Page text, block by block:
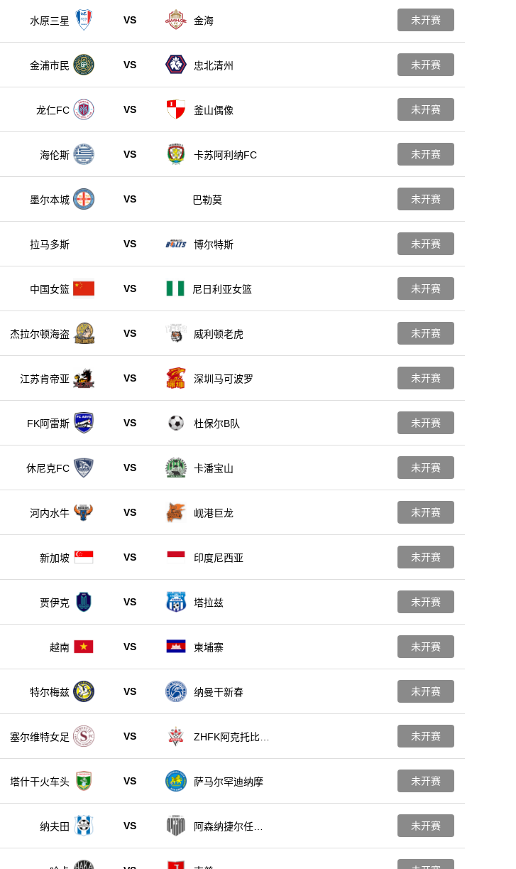
水原三星 VS 金海 未开赛
金浦市民 VS 忠北清州 未开赛
龙仁FC VS 釜山偶像 未开赛
海伦斯 VS 卡苏阿利纳FC 未开赛
墨尔本城 VS 巴勒莫 未开赛
拉马多斯 VS 博尔特斯 未开赛
中国女篮 VS 尼日利亚女篮 未开赛
杰拉尔顿海盗 VS 威利顿老虎 未开赛
江苏肯帝亚 VS 深圳马可波罗 未开赛
FK阿雷斯 VS 杜保尔B队 未开赛
休尼克FC VS 卡潘宝山 未开赛
河内水牛 VS 岘港巨龙 未开赛
新加坡 VS 印度尼西亚 未开赛
贾伊克 VS 塔拉兹 未开赛
越南 VS 柬埔寨 未开赛
特尔梅兹 VS 纳曼干新春 未开赛
塞尔维特女足 VS
ZHFK阿克托比女
未开赛
塔什干火车头 VS 萨马尔罕迪纳摩 未开赛
纳夫田 VS
阿森纳捷尔任斯
未开赛